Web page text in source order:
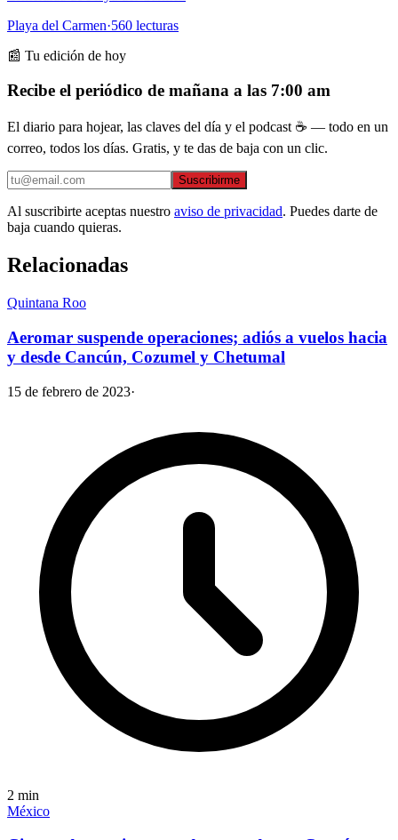
Playa del Carmen·560 lecturas
📰 Tu edición de hoy
Recibe el periódico de mañana a las 7:00 am
El diario para hojear, las claves del día y el podcast ☕ — todo en un
correo, todos los días. Gratis, y te das de baja con un clic.
Suscribirme
Al suscribirte aceptas nuestro aviso de privacidad. Puedes darte de
baja cuando quieras.
Relacionadas
Quintana Roo
Aeromar suspende operaciones; adiós a vuelos hacia
y desde Cancún, Cozumel y Chetumal
15 de febrero de 2023·
2 min
México